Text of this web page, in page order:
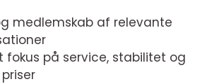
medlemskab af relevante
fokus på service, stabilitet og